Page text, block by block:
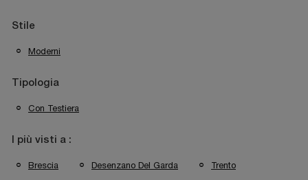
Stile
Moderni
Tipologia
Con Testiera
I più visti a :
Brescia Desenzano Del Garda Trento